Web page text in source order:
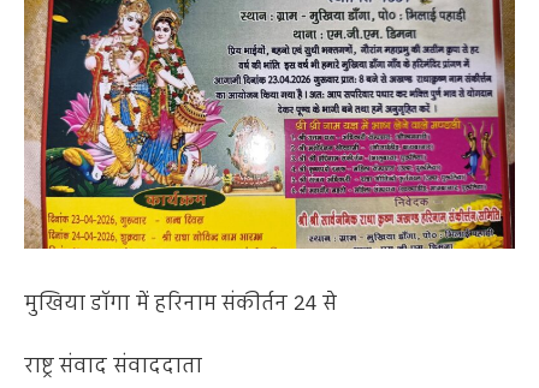
मुखिया डॉगा में हरिनाम संकीर्तन 24 से
राष्ट्र संवाद संवाददाता